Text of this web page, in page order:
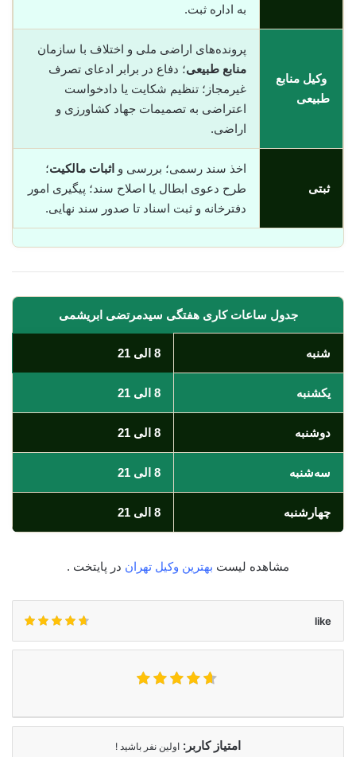
به اداره ثبت.
وکیل منابع
طبیعی
پرونده‌های اراضی ملی و اختلاف با سازمان
منابع طبیعی؛ دفاع در برابر ادعای تصرف
غیرمجاز؛ تنظیم شکایت یا دادخواست
اعتراضی به تصمیمات جهاد کشاورزی و
اراضی.
ثبتی
اخذ سند رسمی؛ بررسی و اثبات مالکیت؛
طرح دعوی ابطال یا اصلاح سند؛ پیگیری امور
دفترخانه و ثبت اسناد تا صدور سند نهایی.
جدول ساعات کاری هفتگی سیدمرتضی ابریشمی
شنبه 8 الی 21
یکشنبه 8 الی 21
دوشنبه 8 الی 21
سه‌شنبه 8 الی 21
چهارشنبه 8 الی 21
مشاهده لیست بهترین وکیل تهران در پایتخت .
like
امتیاز کاربر: اولین نفر باشید !